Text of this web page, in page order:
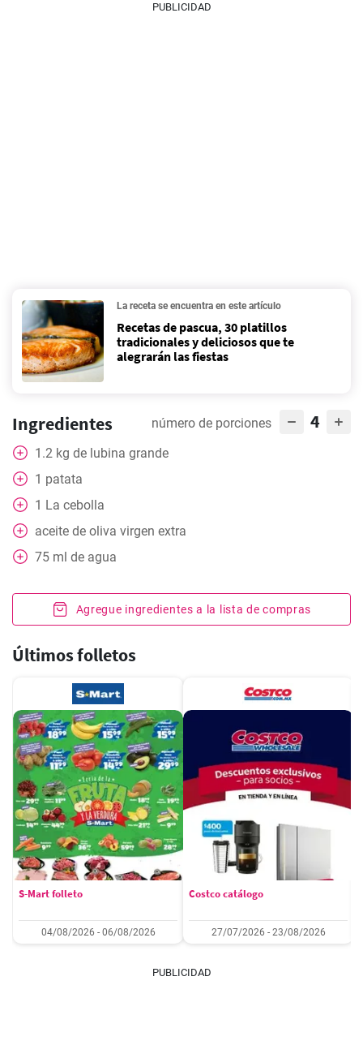
PUBLICIDAD
La receta se encuentra en este artículo
Recetas de pascua, 30 platillos
tradicionales y deliciosos que te
alegrarán las fiestas
Ingredientes número de porciones 4
1.2 kg de lubina grande
1 patata
1 La cebolla
aceite de oliva virgen extra
75 ml de agua
Agregue ingredientes a la lista de compras
Últimos folletos
S-Mart folleto
04/08/2026 - 06/08/2026
Costco catálogo
27/07/2026 - 23/08/2026
PUBLICIDAD